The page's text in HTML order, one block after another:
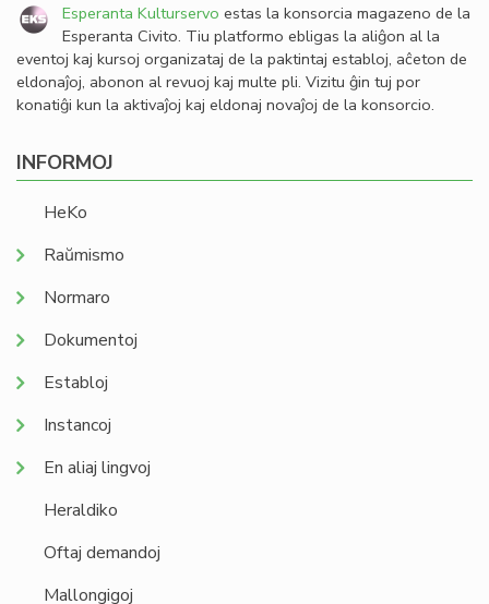
Esperanta Kulturservo estas la konsorcia magazeno de la
Esperanta Civito. Tiu platformo ebligas la aliĝon al la
eventoj kaj kursoj organizataj de la paktintaj establoj, aĉeton de
eldonaĵoj, abonon al revuoj kaj multe pli. Vizitu ĝin tuj por
konatiĝi kun la aktivaĵoj kaj eldonaj novaĵoj de la konsorcio.
INFORMOJ
HeKo
Raŭmismo
Normaro
Dokumentoj
Establoj
Instancoj
En aliaj lingvoj
Heraldiko
Oftaj demandoj
Mallongigoj